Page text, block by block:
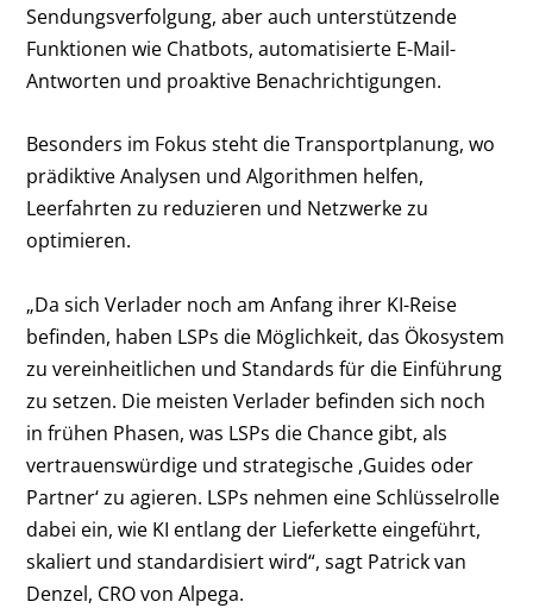
Sendungsverfolgung, aber auch unterstützende
Funktionen wie Chatbots, automatisierte E-Mail-
Antworten und proaktive Benachrichtigungen.
Besonders im Fokus steht die Transportplanung, wo
prädiktive Analysen und Algorithmen helfen,
Leerfahrten zu reduzieren und Netzwerke zu
optimieren.
„Da sich Verlader noch am Anfang ihrer KI-Reise
befinden, haben LSPs die Möglichkeit, das Ökosystem
zu vereinheitlichen und Standards für die Einführung
zu setzen. Die meisten Verlader befinden sich noch
in frühen Phasen, was LSPs die Chance gibt, als
vertrauenswürdige und strategische ‚Guides oder
Partner‘ zu agieren. LSPs nehmen eine Schlüsselrolle
dabei ein, wie KI entlang der Lieferkette eingeführt,
skaliert und standardisiert wird“, sagt Patrick van
Denzel, CRO von Alpega.